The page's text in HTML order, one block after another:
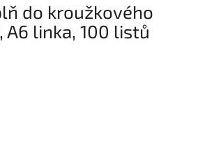
do kroužkového
A6 linka, 100 listů